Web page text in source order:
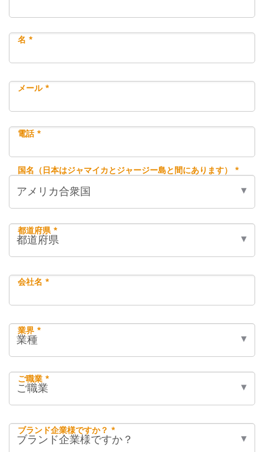
名 *
メール *
電話 *
国名（日本はジャマイカとジャージー島と間にあります） *
都道府県 *
会社名 *
業界 *
ご職業 *
ブランド企業様ですか？ *